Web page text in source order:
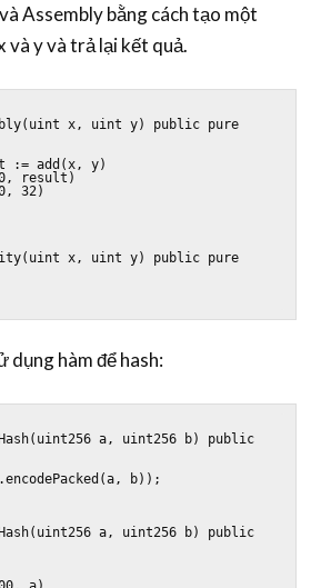
Assembly bằng cách tạo một
và y và trả lại kết quả.
x, uint y) public pure
x, uint y) public pure
dụng hàm để hash:
a, uint256 b) public
a, uint256 b) public